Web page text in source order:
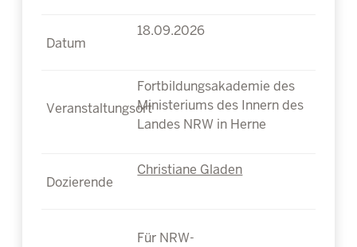
18.09.2026
Fortbildungsakademie des
Ministeriums des Innern des
Landes NRW in Herne
Christiane Gladen
Für NRW-